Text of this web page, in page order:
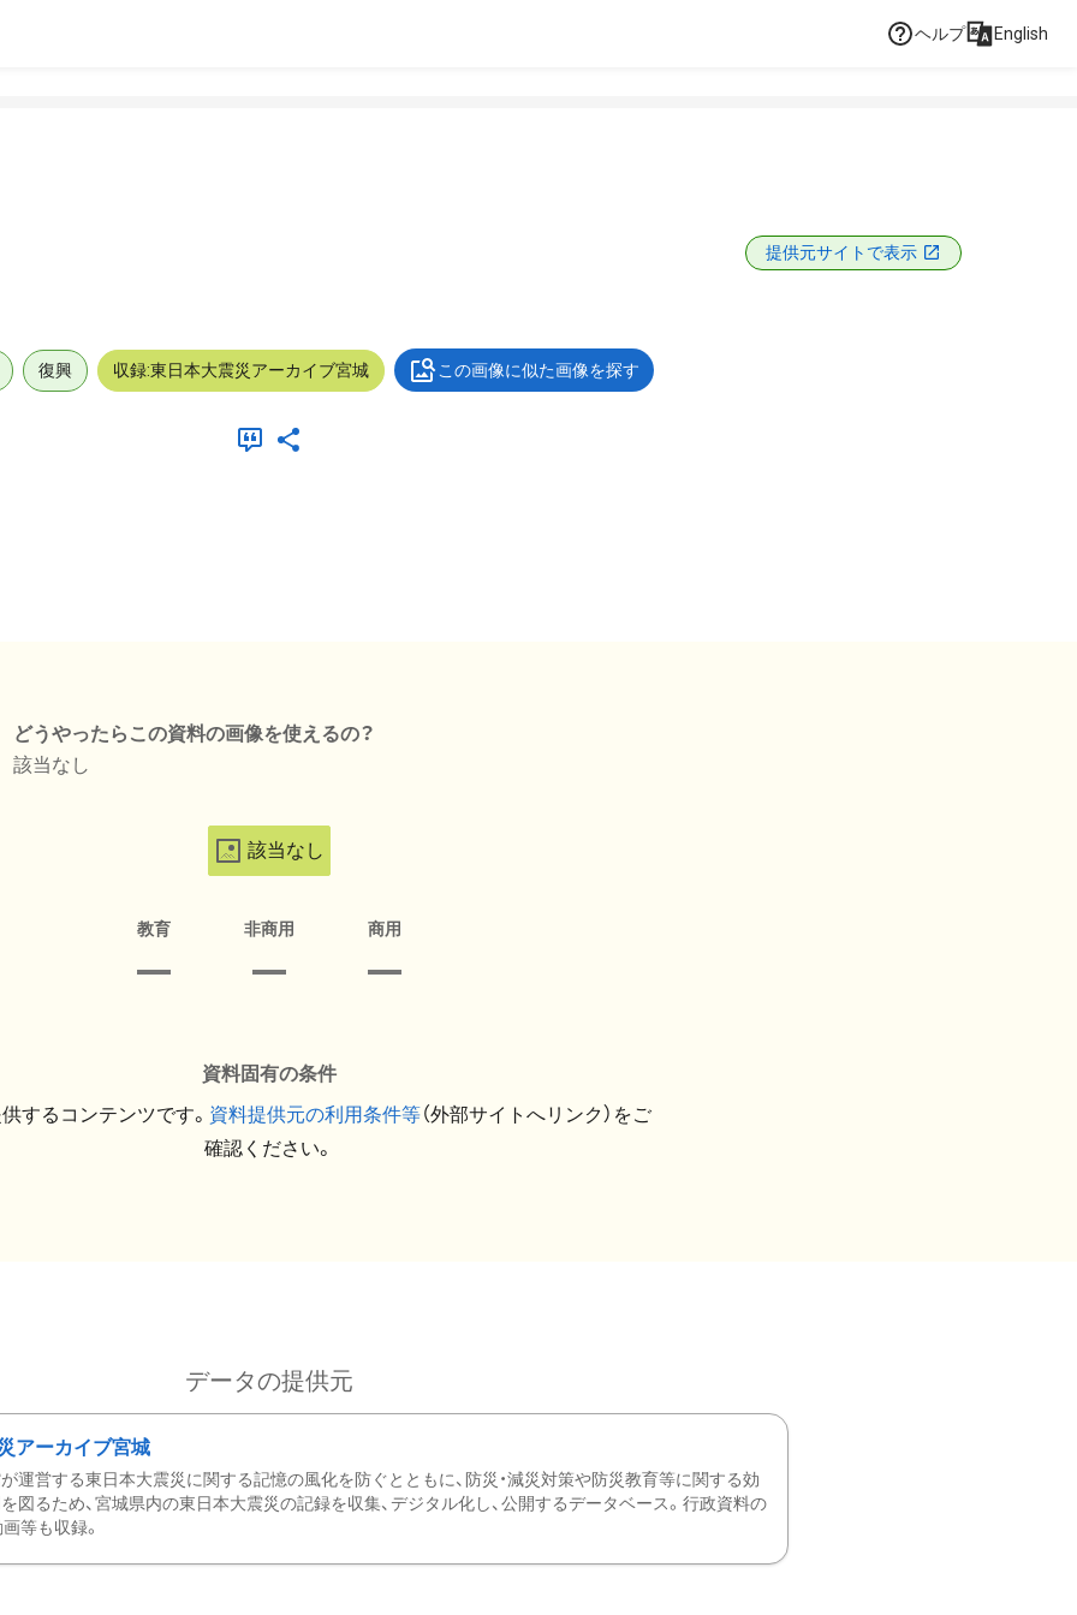
ヘルプ English
提供元サイトで表示
復興 収録:東日本大震災アーカイブ宮城 この画像に似た画像を探す
どうやったらこの資料の画像を使えるの？
該当なし
該当なし
教育 非商用 商用
資料固有の条件
するコンテンツです。 資料提供元の利用条件等（外部サイトへリンク）をご
確認ください。
データの提供元
アーカイブ宮城
運営する東日本大震災に関する記憶の風化を防ぐとともに、防災・減災対策や防災教育等に関する効
図るため、宮城県内の東日本大震災の記録を収集、デジタル化し、公開するデータベース。行政資料の
等も収録。